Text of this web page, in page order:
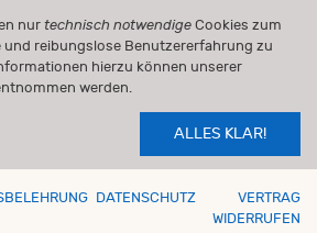
nur technisch notwendige Cookies zum
und reibungslose Benutzererfahrung zu
hierzu können unserer
werden.
ALLES KLAR!
DATENSCHUTZ
VERTRAG
WIDERRUFEN